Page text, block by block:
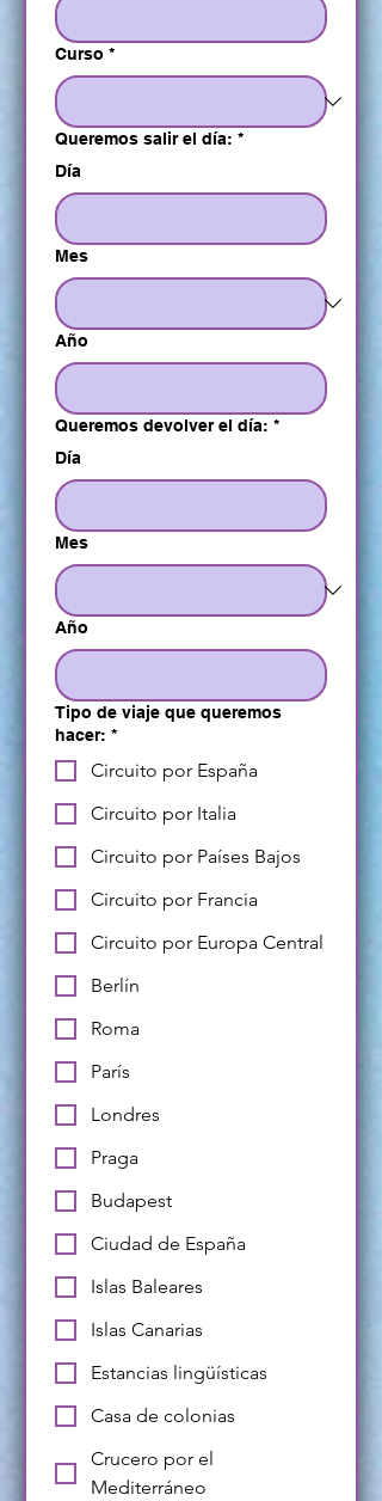
Curso *
Queremos salir el día: *
Día
Mes
Año
Queremos devolver el día: *
Día
Mes
Año
Tipo de viaje que queremos
hacer: *
Circuito por España
Circuito por Italia
Circuito por Países Bajos
Circuito por Francia
Circuito por Europa Central
Berlín
Roma
París
Londres
Praga
Budapest
Ciudad de España
Islas Baleares
Islas Canarias
Estancias lingüísticas
Casa de colonias
Crucero por el
Mediterráneo